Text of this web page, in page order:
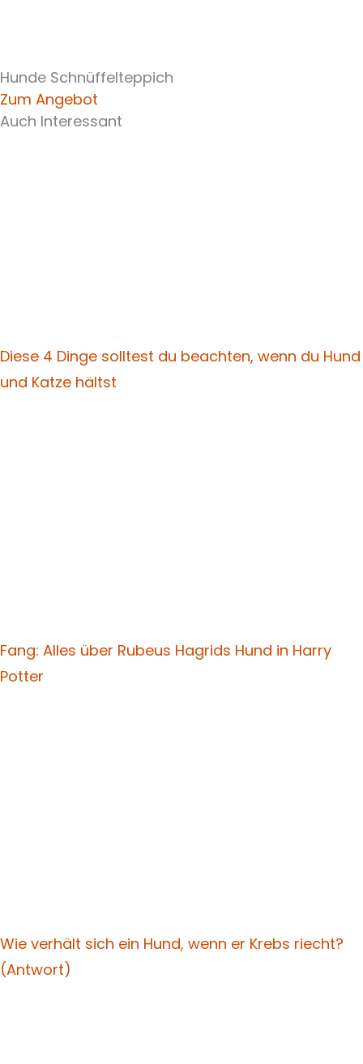
Hunde Schnüffelteppich
Zum Angebot
Auch Interessant
Diese 4 Dinge solltest du beachten, wenn du Hund
und Katze hältst
Fang: Alles über Rubeus Hagrids Hund in Harry
Potter
Wie verhält sich ein Hund, wenn er Krebs riecht?
(Antwort)